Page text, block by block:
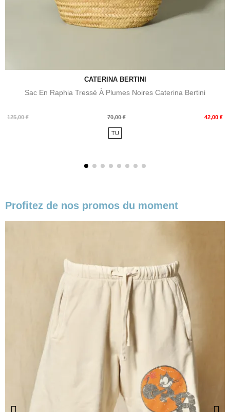
CATERINA BERTINI
Sac En Raphia Tressé À Plumes Noires Caterina Bertini
125,00 €
Prix
70,00 € 42,00 €
Prix
TU
Profitez de nos promos du moment